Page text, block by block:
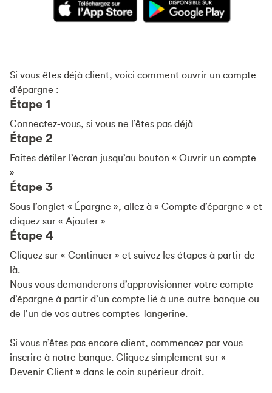
Si vous êtes déjà client, voici comment ouvrir un compte
d’épargne :
Étape 1
Connectez-vous, si vous ne l’êtes pas déjà
Étape 2
Faites défiler l’écran jusqu’au bouton « Ouvrir un compte
»
Étape 3
Sous l’onglet « Épargne », allez à « Compte d’épargne » et
cliquez sur « Ajouter »
Étape 4
Cliquez sur « Continuer » et suivez les étapes à partir de
là.
Nous vous demanderons d’approvisionner votre compte
d’épargne à partir d’un compte lié à une autre banque ou
de l’un de vos autres comptes Tangerine.
Si vous n’êtes pas encore client, commencez par vous
inscrire à notre banque. Cliquez simplement sur «
Devenir Client » dans le coin supérieur droit.